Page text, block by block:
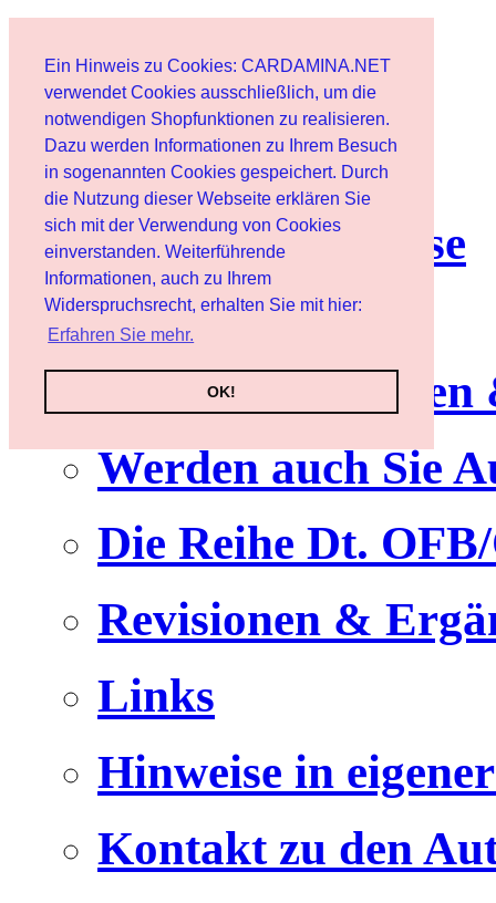
Ein Hinweis zu Cookies: CARDAMINA.NET
verwendet Cookies ausschließlich, um die
notwendigen Shopfunktionen zu realisieren.
Dazu werden Informationen zu Ihrem Besuch
in sogenannten Cookies gespeichert. Durch
die Nutzung dieser Webseite erklären Sie
sich mit der Verwendung von Cookies
einverstanden. Weiterführende
Informationen, auch zu Ihrem
Widerspruchsrecht, erhalten Sie mit hier:
Erfahren Sie mehr.
OK!
Benutzer
Newsletter
Nutzungshinweise
Service
Werden auch Sie
Die Reihe Dt.
Revisionen &
Links
Hinweise in
Kontakt zu den